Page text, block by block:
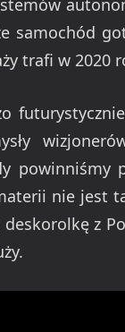
samochód
trafi w 2020
powinniśmy
nie jest
z